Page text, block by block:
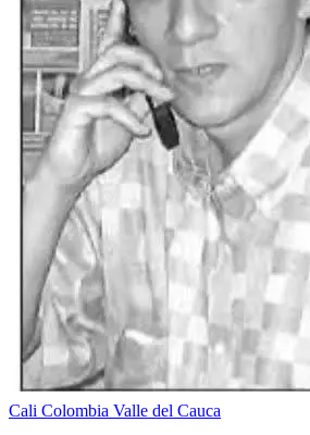
Cali Colombia Valle del Cauca